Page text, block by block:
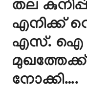
തല
എനിക്ക്
എസ്. ഐ
നോക്കി….